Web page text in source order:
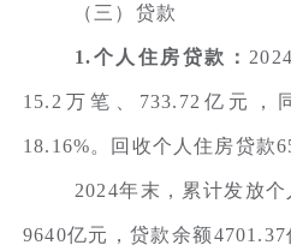
（三）贷款
1.个人住房贷款：
15.2万笔、733.72亿元，
18.16%。回收个人住房贷款
2024年末，累计发放个
9640亿元，贷款余额